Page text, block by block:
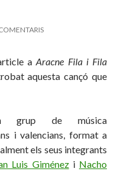
aAracne Fila i Fila
aquesta cançó que
grup de música
i valencians, format a
els seus integrants
Luis Giménezi Nacho